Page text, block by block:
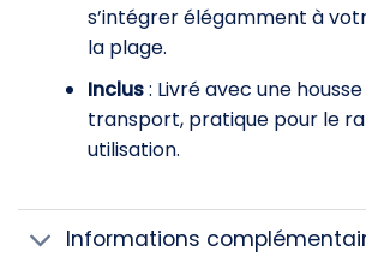
s’intégrer élégamment à
la plage.
Inclus: Livré avec une
transport, pratique pour le
utilisation.
Informations